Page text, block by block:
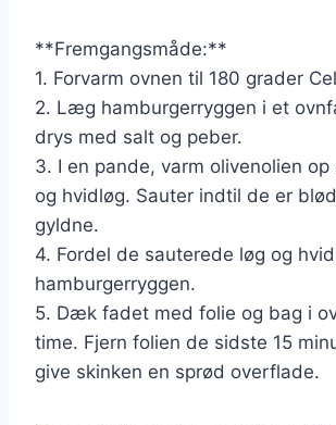
**Fremgangsmåde:**
1. Forvarm ovnen til 180 grader
2. Læg hamburgerryggen i et
drys med salt og peber.
3. I en pande, varm olivenolien
og hvidløg. Sauter indtil de er
gyldne.
4. Fordel de sauterede løg og
hamburgerryggen.
5. Dæk fadet med folie og bag i
time. Fjern folien de sidste 15
give skinken en sprød overflade.